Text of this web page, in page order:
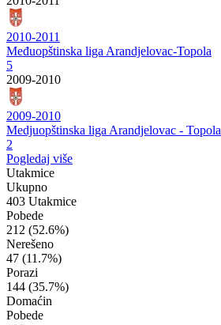
2010-2011
Međuopštinska liga Arandjelovac-Topola
5
2009-2010
2009-2010
Medjuopštinska liga Arandjelovac - Topola
2
Pogledaj više
Utakmice
Ukupno
403 Utakmice
Pobede
212 (52.6%)
Nerešeno
47 (11.7%)
Porazi
144 (35.7%)
Domaćin
Pobede